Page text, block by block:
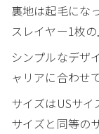
裏地は起毛にな
スレイヤー1枚
シンプルなデザ
ャリアに合わせ
サイズはUSサ
サイズと同等の